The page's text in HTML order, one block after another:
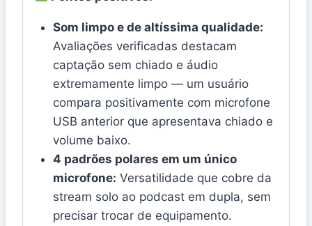
Som limpo e de altíssima qualidade:
Avaliações verificadas destacam
captação sem chiado e áudio
extremamente limpo — um usuário
compara positivamente com microfone
USB anterior que apresentava chiado e
volume baixo.
4 padrões polares em um único
microfone: Versatilidade que cobre da
stream solo ao podcast em dupla, sem
precisar trocar de equipamento.